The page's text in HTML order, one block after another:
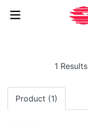
1
Product (1)